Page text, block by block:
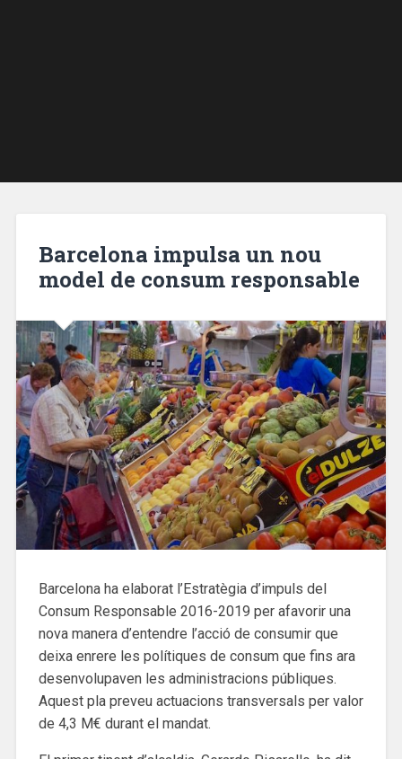
Barcelona impulsa un nou
model de consum responsable
Barcelona ha elaborat l’Estratègia d’impuls del
Consum Responsable 2016-2019 per afavorir una
nova manera d’entendre l’acció de consumir que
deixa enrere les polítiques de consum que fins ara
desenvolupaven les administracions públiques.
Aquest pla preveu actuacions transversals per valor
de 4,3 M€ durant el mandat.